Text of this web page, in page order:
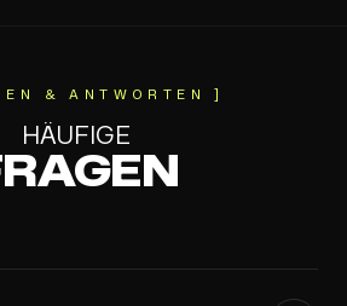
& ANTWORTEN ]
HÄUFIGE